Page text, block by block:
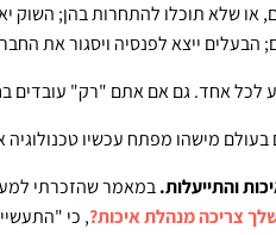
או שלא תוכלו להתחרות בהן; השוק
הבעלים ייצא לפנסיה ויסגור את
לכל אחד. גם אם אתם "רק" עובדים
בעולם מישהו מפתח עכשיו
והתייעלות.במאמר שהזכרתי למעלה, על
צריכה מנהלת איכות?, כי